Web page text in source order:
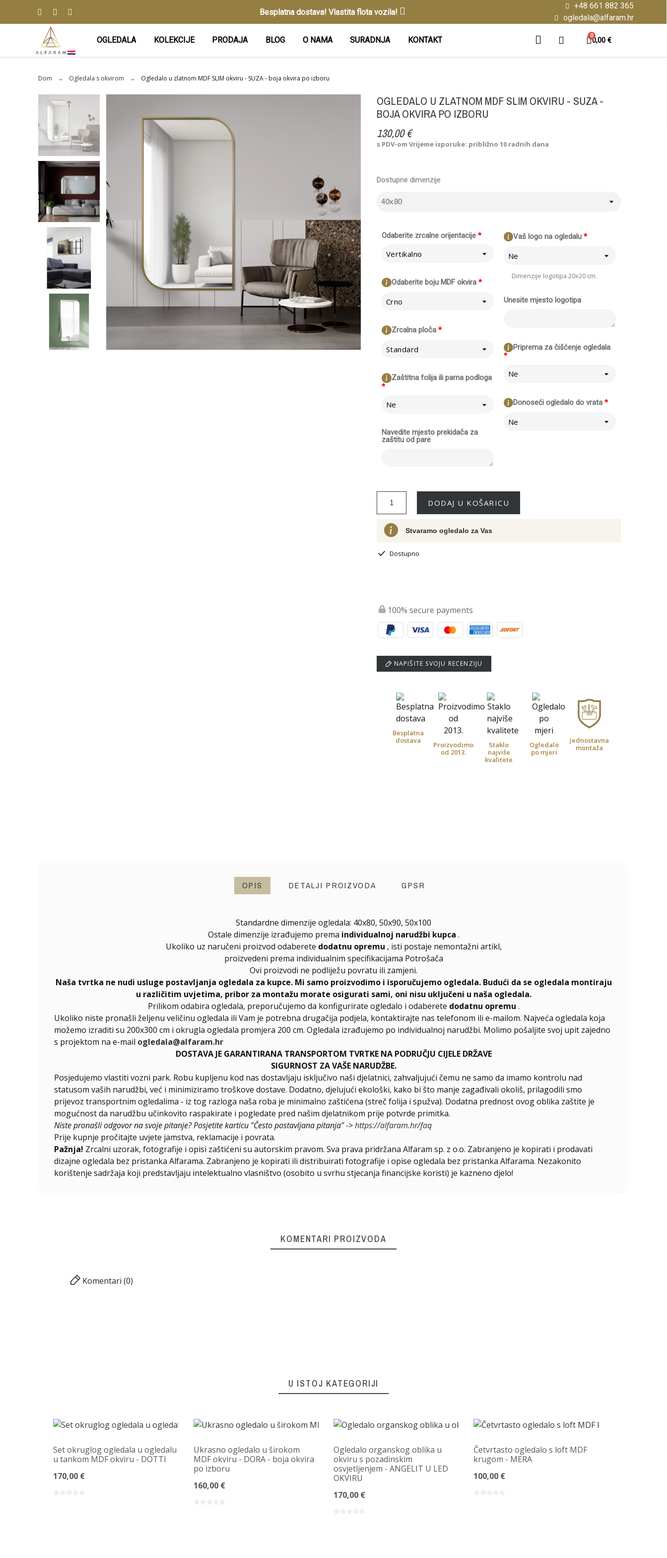
Besplatna dostava! Vlastita flota vozila!
+48 661 882 365
ogledala@alfaram.hr
OGLEDALA KOLEKCIJE PRODAJA BLOG O NAMA SURADNJA KONTAKT 0,00 €
Dom Ogledala s okvirom Ogledalo u zlatnom MDF SLIM okviru - SUZA - boja okvira po izboru
OGLEDALO U ZLATNOM MDF SLIM OKVIRU - SUZA -
BOJA OKVIRA PO IZBORU
130,00 €
s PDV-omVrijeme isporuke: približno 10 radnih dana
*
Odaberite zrcalne orijentacije
Vertikalno
*
Odaberite boju MDF okvira
Crno
*
Zrcalna ploča
Standard
*
Zaštitna folija ili parna podloga
Ne
Navedite mjesto prekidača za
zaštitu od pare
*
Vaš logo na ogledalu
Ne
Dimenzije logotipa 20x20 cm.
Unesite mjesto logotipa
*
Priprema za čišćenje ogledala
Ne
*
Donoseći ogledalo do vrata
Ne
Dostupne dimenzije
DODAJ U KOŠARICU
Stvaramo ogledalo za Vas
Dostupno
100% secure payments
NAPIŠITE SVOJU RECENZIJU
Besplatna
dostava
Proizvodimo
od 2013.
Staklo
najviše
kvalitete
Ogledalo
po mjeri
Jednostavna
montaža
OPIS DETALJI PROIZVODA GPSR
Standardne dimenzije ogledala: 40x80, 50x90, 50x100
Ostale dimenzije izrađujemo prema individualnoj narudžbi kupca .
Ukoliko uz naručeni proizvod odaberete dodatnu opremu , isti postaje nemontažni artikl,
proizvedeni prema individualnim specifikacijama Potrošača
Ovi proizvodi ne podliježu povratu ili zamjeni.
Naša tvrtka ne nudi usluge postavljanja ogledala za kupce. Mi samo proizvodimo i isporučujemo ogledala. Budući da se ogledala montiraju
u različitim uvjetima, pribor za montažu morate osigurati sami, oni nisu uključeni u naša ogledala.
Prilikom odabira ogledala, preporučujemo da konfigurirate ogledalo i odaberete dodatnu opremu .
Ukoliko niste pronašli željenu veličinu ogledala ili Vam je potrebna drugačija podjela, kontaktirajte nas telefonom ili e-mailom. Najveća ogledala koja
možemo izraditi su 200x300 cm i okrugla ogledala promjera 200 cm. Ogledala izrađujemo po individualnoj narudžbi. Molimo pošaljite svoj upit zajedno
s projektom na e-mail ogledala@alfaram.hr
DOSTAVA JE GARANTIRANA TRANSPORTOM TVRTKE NA PODRUČJU CIJELE DRŽAVE
SIGURNOST ZA VAŠE NARUDŽBE.
Posjedujemo vlastiti vozni park. Robu kupljenu kod nas dostavljaju isključivo naši djelatnici, zahvaljujući čemu ne samo da imamo kontrolu nad
statusom vaših narudžbi, već i minimiziramo troškove dostave. Dodatno, djelujući ekološki, kako bi što manje zagađivali okoliš, prilagodili smo
prijevoz transportnim ogledalima - iz tog razloga naša roba je minimalno zaštićena (streč folija i spužva). Dodatna prednost ovog oblika zaštite je
mogućnost da narudžbu učinkovito raspakirate i pogledate pred našim djelatnikom prije potvrde primitka.
Niste pronašli odgovor na svoje pitanje? Posjetite karticu "Često postavljana pitanja" ->https://alfaram.hr/faq
Prije kupnje pročitajte uvjete jamstva, reklamacije i povrata.
Pažnja! Zrcalni uzorak, fotografije i opisi zaštićeni su autorskim pravom. Sva prava pridržana Alfaram sp. z o.o. Zabranjeno je kopirati i prodavati
dizajne ogledala bez pristanka Alfarama. Zabranjeno je kopirati ili distribuirati fotografije i opise ogledala bez pristanka Alfarama. Nezakonito
korištenje sadržaja koji predstavljaju intelektualno vlasništvo (osobito u svrhu stjecanja financijske koristi) je kazneno djelo!
KOMENTARI PROIZVODA
Komentari (0)
U ISTOJ KATEGORIJI
Set okruglog ogledala u ogledalu
u tankom MDF okviru - DOTTI
170,00 €
Ukrasno ogledalo u širokom
MDF okviru - DORA - boja okvira
po izboru
160,00 €
Ogledalo organskog oblika u
okviru s pozadinskim
osvjetljenjem - ANGELIT U LED
OKVIRU
170,00 €
Četvrtasto ogledalo s loft MDF
krugom - MERA
100,00 €